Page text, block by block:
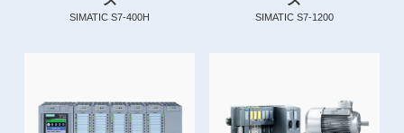
SIMATIC S7-400H SIMATIC S7-1200